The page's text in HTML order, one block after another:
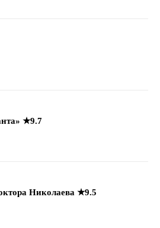
★9.7
Николаева ★9.5